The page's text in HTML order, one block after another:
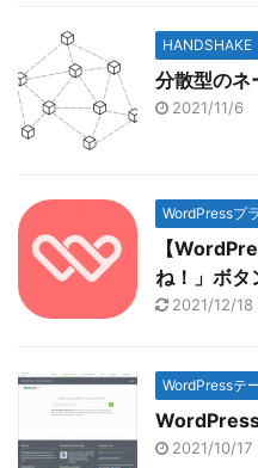
HANDSHAKE
分散型のネ
2021/11/6
WordPressプ
【
ね！」ボタ
2021/12/18
WordPressテ
2021/10/17